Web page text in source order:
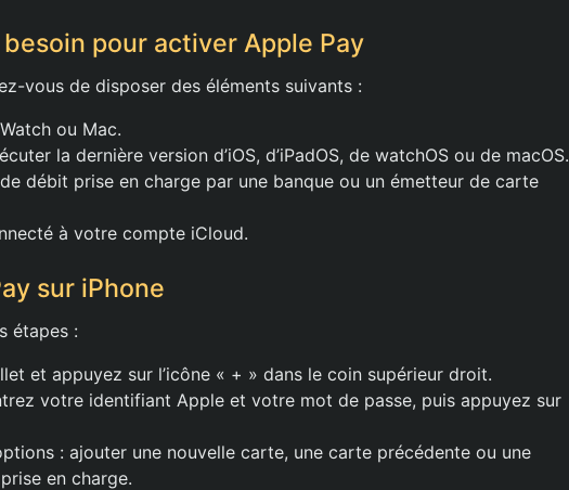
pour activer Apple Pay
vous de disposer des éléments suivants :
ou Mac.
la dernière version d’iOS, d’iPadOS, de watchOS ou de macOS.
débit prise en charge par une banque ou un émetteur de carte
à votre compte iCloud.
sur iPhone
étapes :
et appuyez sur l’icône « + » dans le coin supérieur droit.
votre identifiant Apple et votre mot de passe, puis appuyez sur
: ajouter une nouvelle carte, une carte précédente ou une
en charge.